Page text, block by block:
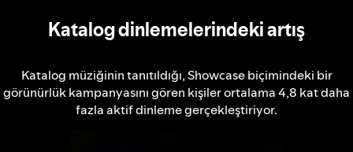
Katalog dinlemelerindeki artış
Katalog müziğinin tanıtıldığı, Showcase biçimindeki bir
görünürlük kampanyasını gören kişiler ortalama 4,8 kat daha
fazla aktif dinleme gerçekleştiriyor.